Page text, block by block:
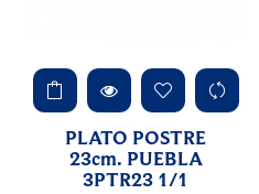
PLATO POSTRE
23cm. PUEBLA
3PTR23 1/1